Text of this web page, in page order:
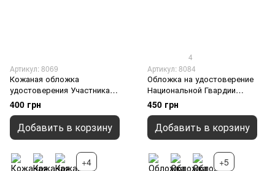
Артикул: 8069
Кожаная обложка
удостоверения Участника
Боевых Действий "Crazy
Hors", Коричневый
400 грн
Добавить в корзину
+4
4
Артикул: 8084
Обложка на удостоверение
Национальной Гвардии
Украины из натуральной кожи
"Crazy Hors" , Серый
450 грн
Добавить в корзину
+5